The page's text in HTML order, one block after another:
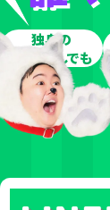
独身の
1人暮らしでも